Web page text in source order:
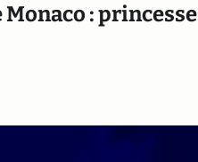
: princesse